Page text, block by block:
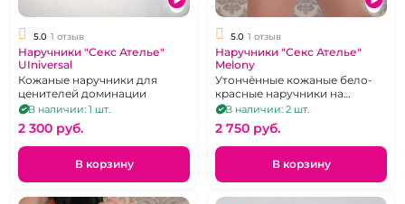
5.0 1 отзыв
Наручники "Секс Ателье"
UIniversal
Кожаные наручники для
ценителей доминации
В наличии: 1 шт.
2 300 pуб.
В корзину
5.0 1 отзыв
Наручники "Секс Ателье"
Melony
Утончённые кожаные бело-
красные наручники на
металлическом основании
В наличии: 2 шт.
2 750 pуб.
В корзину